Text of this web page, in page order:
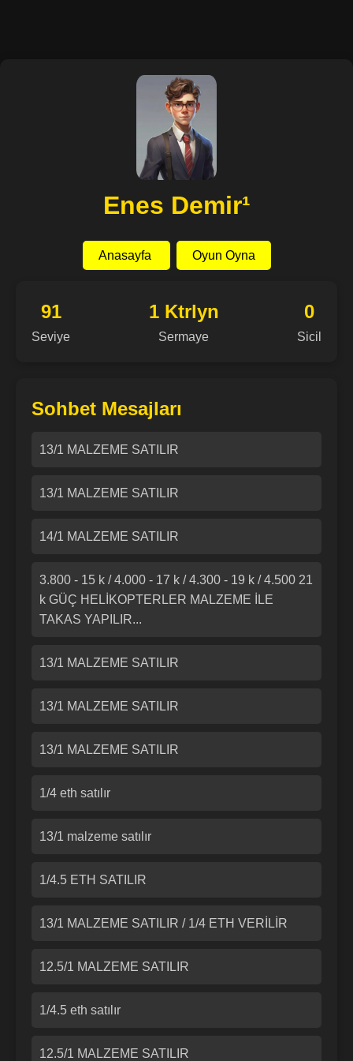
Enes Demir¹
Anasayfa Oyun Oyna
91
Seviye
1 Ktrlyn
Sermaye
0
Sicil
Sohbet Mesajları
13/1 MALZEME SATILIR
13/1 MALZEME SATILIR
14/1 MALZEME SATILIR
3.800 - 15 k / 4.000 - 17 k / 4.300 - 19 k / 4.500 21
k GÜÇ HELİKOPTERLER MALZEME İLE
TAKAS YAPILIR...
13/1 MALZEME SATILIR
13/1 MALZEME SATILIR
13/1 MALZEME SATILIR
1/4 eth satılır
13/1 malzeme satılır
1/4.5 ETH SATILIR
13/1 MALZEME SATILIR / 1/4 ETH VERİLİR
12.5/1 MALZEME SATILIR
1/4.5 eth satılır
12.5/1 MALZEME SATILIR